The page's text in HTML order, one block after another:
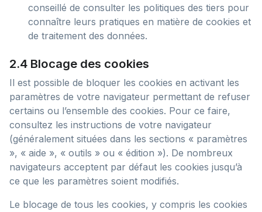
conseillé de consulter les politiques des tiers pour
connaître leurs pratiques en matière de cookies et
de traitement des données.
2.4 Blocage des cookies
Il est possible de bloquer les cookies en activant les
paramètres de votre navigateur permettant de refuser
certains ou l’ensemble des cookies. Pour ce faire,
consultez les instructions de votre navigateur
(généralement situées dans les sections « paramètres
», « aide », « outils » ou « édition »). De nombreux
navigateurs acceptent par défaut les cookies jusqu’à
ce que les paramètres soient modifiés.
Le blocage de tous les cookies, y compris les cookies